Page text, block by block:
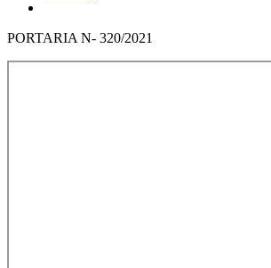
PORTARIA N- 320/2021